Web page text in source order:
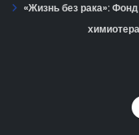
«Жизнь без рака»: